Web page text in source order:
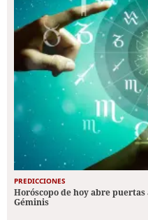
PREDICCIONES
Horóscopo de hoy abre
Géminis